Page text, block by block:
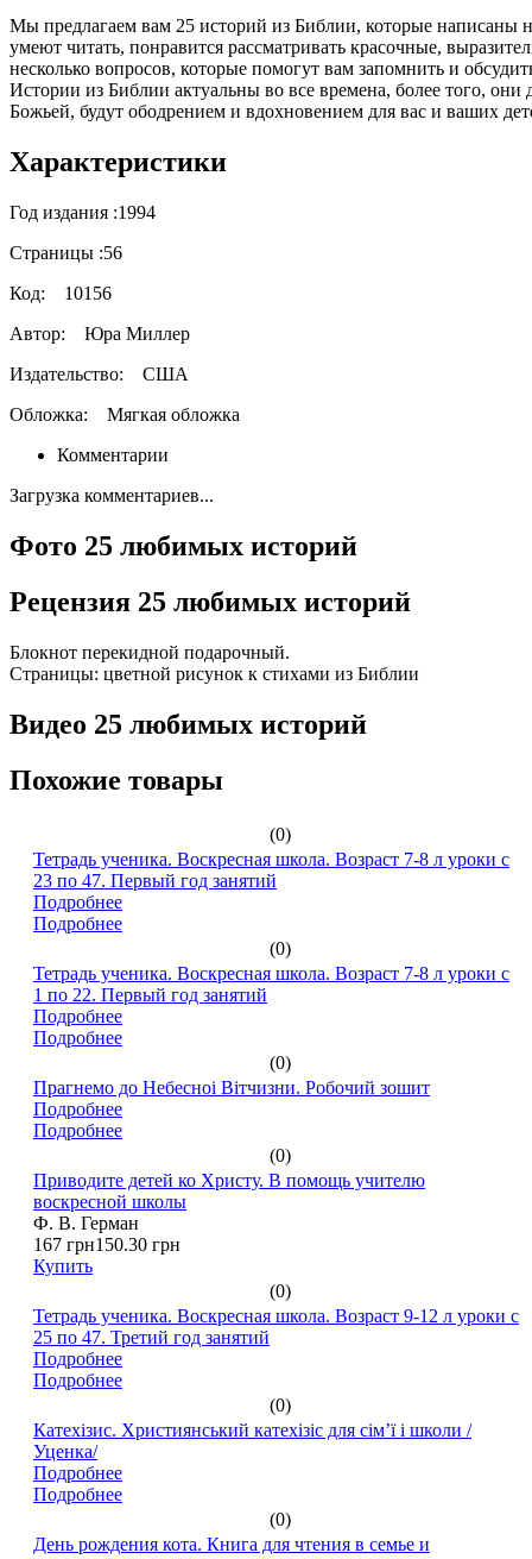
Мы предлагаем вам 25 историй из Библии, которые написаны
умеют читать, понравится рассматривать красочные,
несколько вопросов, которые помогут вам запомнить и
Истории из Библии актуальны во все времена, более того,
Божьей, будут ободрением и вдохновением для вас и ваших
Характеристики
Год издания :1994
Страницы :56
Код: 10156
Автор:
Юра Миллер
Издательство:
США
Обложка: Мягкая обложка
Комментарии
Загрузка комментариев...
Фото 25 любимых историй
Рецензия 25 любимых историй
Блокнот перекидной подарочный.
Страницы: цветной рисунок к стихами из Библии
Видео 25 любимых историй
Похожие товары
(0)
Тетрадь ученика. Воскресная школа. Возраст 7-8 л уроки с
23 по 47. Первый год занятий
Подробнее
Подробнее
(0)
Тетрадь ученика. Воскресная школа. Возраст 7-8 л уроки с
1 по 22. Первый год занятий
Подробнее
Подробнее
(0)
Прагнемо до Небесноі Вітчизни. Робочий зошит
Подробнее
Подробнее
(0)
Приводите детей ко Христу. В помощь учителю
воскресной школы
Ф. В. Герман
167 грн150.30 грн
Купить
(0)
Тетрадь ученика. Воскресная школа. Возраст 9-12 л уроки с
25 по 47. Третий год занятий
Подробнее
Подробнее
(0)
Катехізис. Християнський катехізіс для сім’ї і школи /
Уценка/
Подробнее
Подробнее
(0)
День рождения кота. Книга для чтения в семье и